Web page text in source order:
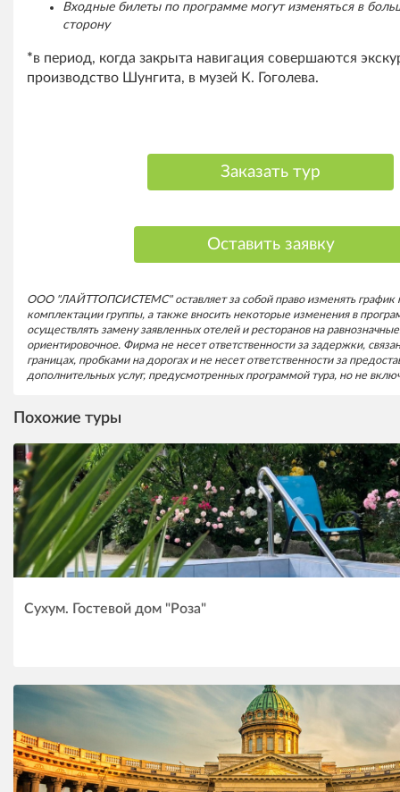
Входные билеты по программе могут изменяться в
сторону
*в период, когда закрыта навигация совершаются
производство Шунгита, в музей К. Гоголева.
Заказать тур
Оставить заявку
ООО "ЛАЙТТОПСИСТЕМС" оставляет за собой право изменять график
комплектации группы, а также вносить некоторые изменения в
осуществлять замену заявленных отелей и ресторанов на
ориентировочное. Фирма не несет ответственности за задержки,
границах, пробками на дорогах и не несет ответственности за
дополнительных услуг, предусмотренных программой тура, но не
Похожие туры
Сухум. Гостевой дом "Роза"